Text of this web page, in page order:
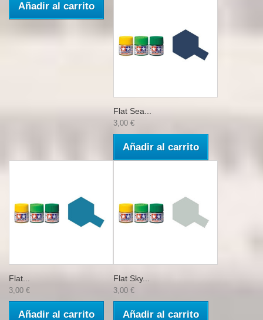
Añadir al carrito
Flat Sea...
3,00 €
Añadir al carrito
Flat...
3,00 €
Añadir al carrito
Flat Sky...
3,00 €
Añadir al carrito